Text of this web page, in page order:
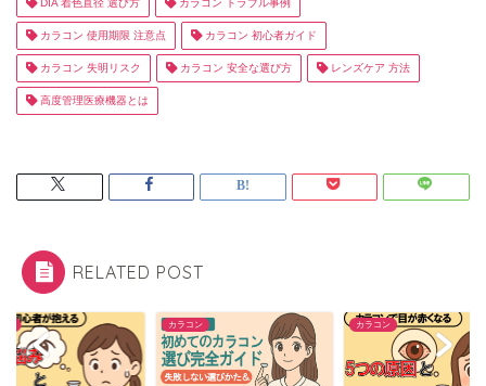
DIA 着色直径 選び方 カラコン トラブル事例
カラコン 使用期限 注意点 カラコン 初心者ガイド
カラコン 失明リスク カラコン 安全な選び方 レンズケア 方法
高度管理医療機器とは
RELATED POST
カラコン カラコン